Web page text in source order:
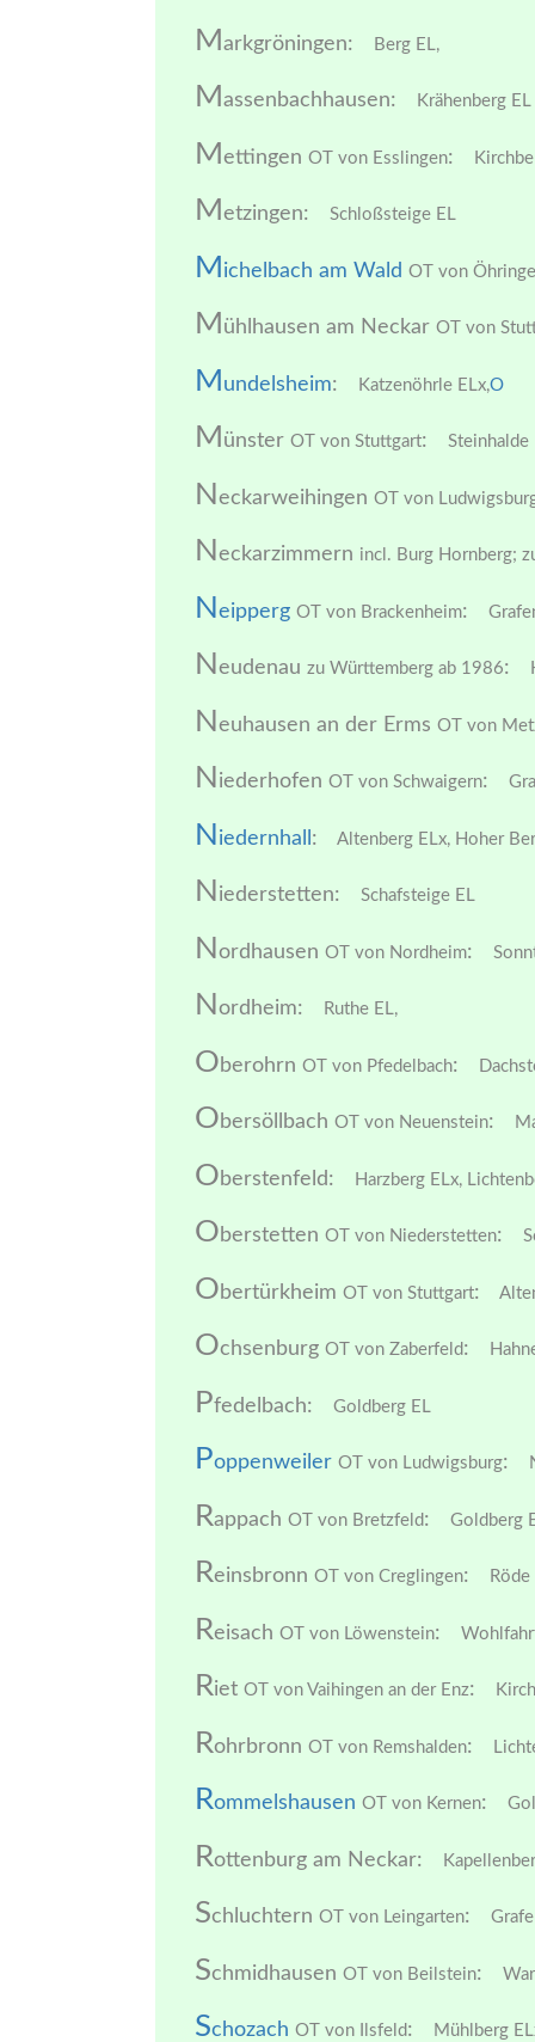
M arkgröningen: Berg EL,
M assenbachhausen: Krähenberg EL
M ettingen OT von Esslingen:
M etzingen: Schloßsteige EL
M ichelbach am Wald OT von
M ühlhausen am Neckar OT von
M undelsheim: Katzenöhrle ELx,O
M ünster OT von Stuttgart: Steinhalde
N eckarweihingen OT von
N eckarzimmern incl. Burg Hornberg;
N eipperg OT von Brackenheim:
N eudenau zu Württemberg ab 1986:
N euhausen an der Erms OT von
N iederhofen OT von Schwaigern:
N iedernhall : Altenberg ELx,Hoher
N iederstetten: Schafsteige EL
N ordhausen OT von Nordheim:
N ordheim: Ruthe EL,
O berohrn OT von Pfedelbach:
Obersöllbach OT von Neuenstein:
O berstenfeld: Harzberg ELx,
Oberstetten OT von Niederstetten:
O bertürkheim OT von Stuttgart:
Ochsenburg OT von Zaberfeld :
Pfedelbach: Goldberg EL
Poppenweiler OT von Ludwigsburg:
Rappach OT von Bretzfeld : Goldberg
Reinsbronn OT von Creglingen: Röde
Reisach OT von Löwenstein:
Riet OT von Vaihingen an der Enz:
Rohrbronn OT von Remshalden:
Rommelshausen OT von Kernen:
Rottenburg am Neckar:
Schluchtern OT von Leingarten:
Schmidhausen OT von Beilstein:
Schozach OT von Ilsfeld : Mühlberg